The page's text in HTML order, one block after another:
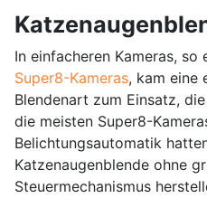
In einfacheren Kameras,
Super8-Kameras, kam eine
Blendenart zum Einsatz, die
die meisten Super8-
Belichtungsautomatik
Katzenaugenblende ohne
Steuermechanismus